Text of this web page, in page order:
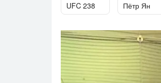
UFC 238 Пётр Ян